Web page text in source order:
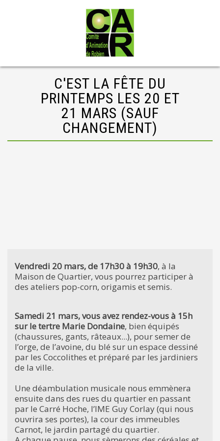
C'EST LA FÊTE DU
PRINTEMPS LES 20 ET
21 MARS (SAUF
CHANGEMENT)
Vendredi 20 mars, de 17h30 à 19h30, à la
Maison de Quartier, vous pourrez participer à
des ateliers pop-corn, origamis et semis.
Samedi 21 mars, vous avez rendez-vous à 15h
sur le tertre Marie Dondaine, bien équipés
(chaussures, gants, râteaux...), pour semer de
l’orge, de l’avoine, du blé sur un espace dessiné
par les Coccolithes et préparé par les jardiniers
de la ville.
Une déambulation musicale nous emmènera
ensuite dans des rues du quartier en passant
par le Carré Hoche, l’IME Guy Corlay (qui nous
ouvrira ses portes), la cour des immeubles
Carnot, le jardin partagé du quartier.